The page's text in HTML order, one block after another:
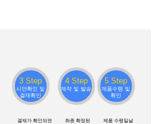
3 Step
시안확인 및
결재확인
결재가 확인되면
4 Step
제작 및 발송
촤종 확정된
5 Step
제품수령 및
확인
제품 수령일날